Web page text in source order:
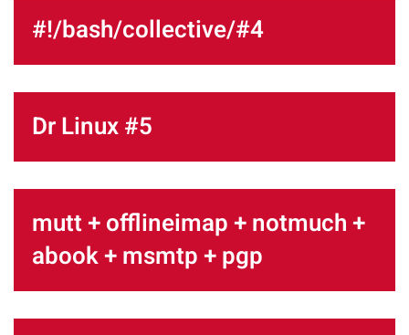
#!/bash/collective/#4
Dr Linux #5
mutt + offlineimap + notmuch +
abook + msmtp + pgp